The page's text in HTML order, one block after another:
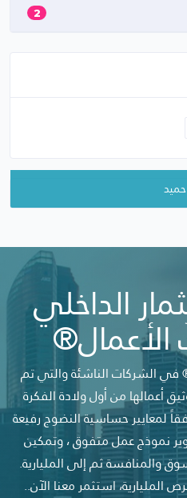
2
الداخلي
في الشركات الناشئة والتي تم
أعمالها من أول ولادة الفكرة
لمعايير حساسية النضوج رفيعة
نموذج عمل متفوق ، وتمكين
والمنافسة ثم إلى المليارية.
المليارية، استثمر معنا الآن..